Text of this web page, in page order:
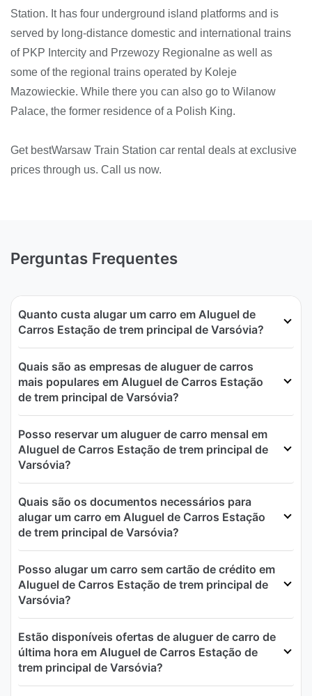
Station. It has four underground island platforms and is
served by long-distance domestic and international trains
of PKP Intercity and Przewozy Regionalne as well as
some of the regional trains operated by Koleje
Mazowieckie. While there you can also go to Wilanow
Palace, the former residence of a Polish King.
Get bestWarsaw Train Station car rental deals at exclusive
prices through us. Call us now.
Perguntas Frequentes
Quanto custa alugar um carro em Aluguel de
Carros Estação de trem principal de Varsóvia?
Quais são as empresas de aluguer de carros
mais populares em Aluguel de Carros Estação
de trem principal de Varsóvia?
Posso reservar um aluguer de carro mensal em
Aluguel de Carros Estação de trem principal de
Varsóvia?
Quais são os documentos necessários para
alugar um carro em Aluguel de Carros Estação
de trem principal de Varsóvia?
Posso alugar um carro sem cartão de crédito em
Aluguel de Carros Estação de trem principal de
Varsóvia?
Estão disponíveis ofertas de aluguer de carro de
última hora em Aluguel de Carros Estação de
trem principal de Varsóvia?